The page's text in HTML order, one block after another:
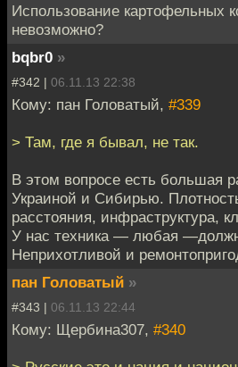
Использование картофельных
невозможно?
bqbr0 »
#342 | 06.11.13 22:38
Кому: пан Головатый, #339
> Там, где я бывал, не так.
В этом вопросе есть большая
Украиной и Сибирью.
расстояния, инфраструктура,
У нас техника — любая
Неприхотливой и
пан Головатый »
#343 | 06.11.13 22:44
Кому: Щербина307, #340